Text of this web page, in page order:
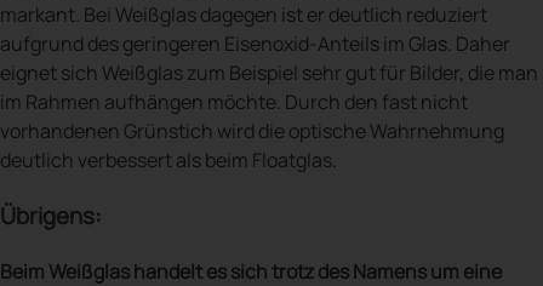
markant. Bei Weißglas dagegen ist er deutlich reduziert
aufgrund des geringeren Eisenoxid-Anteils im Glas. Daher
eignet sich Weißglas zum Beispiel sehr gut für Bilder, die man
im Rahmen aufhängen möchte. Durch den fast nicht
vorhandenen Grünstich wird die optische Wahrnehmung
deutlich verbessert als beim Floatglas.
Übrigens:
Beim Weißglas handelt es sich trotz des Namens um eine